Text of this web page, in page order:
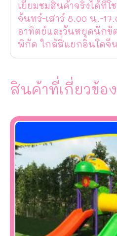
เยี่ยมชมสินค้าจริงได้ที่โช
จันทร์-เสาร์ 8.00 น.-
อาทิตย์และวันหยุดนักขั
พิกัด ใกล้สี่แยกอินโดจี
สินค้าที่เกี่ยวข้อง